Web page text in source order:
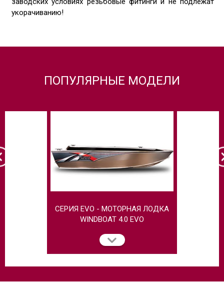
укорачиванию!
ПОПУЛЯРНЫЕ МОДЕЛИ
СЕРИЯ EVO - МОТОРНАЯ ЛОДКА
WINDBOAT 4.0 EVO